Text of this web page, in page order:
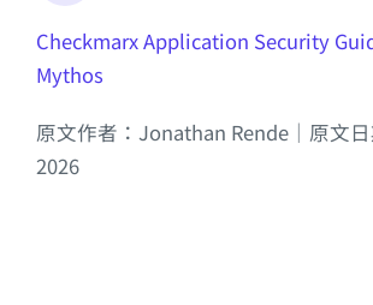
Checkmarx Application Security
Mythos
原文作者：Jonathan Rende｜原文
2026